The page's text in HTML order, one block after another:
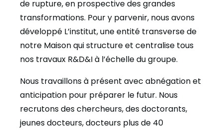
de rupture, en prospective des grandes
transformations. Pour y parvenir, nous avons
développé L’institut, une entité transverse de
notre Maison qui structure et centralise tous
nos travaux R&D&I à l’échelle du groupe.
Nous travaillons à présent avec abnégation et
anticipation pour préparer le futur. Nous
recrutons des chercheurs, des doctorants,
jeunes docteurs, docteurs plus de 40